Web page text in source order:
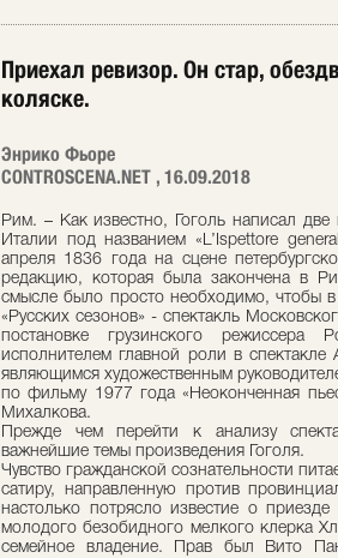
Приехал ревизор. Он стар,
коляске.
Энрико Фьоре
CONTROSCENA.NET , 16.09.2018
Рим. – Как известно, Гоголь написал
Италии под названием «L’Ispettore
апреля 1836 года на сцене
редакцию, которая была закончена в
смысле было просто необходимо, чтобы
«Русских сезонов» - спектакль
постановке грузинского режиссера
исполнителем главной роли в
являющимся художественным
по фильму 1977 года «Неоконченная
Михалкова.
Прежде чем перейти к анализу
важнейшие темы произведения Гоголя.
Чувство гражданской сознательности
сатиру, направленную против
настолько потрясло известие о
молодого безобидного мелкого клерка
семейное владение. Прав был Вито